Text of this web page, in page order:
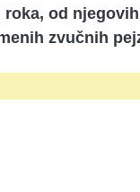
roka, od
zvučnih